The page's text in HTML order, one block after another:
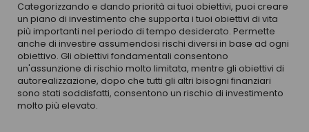
Categorizzando e dando priorità ai tuoi obiettivi, puoi creare
un piano di investimento che supporta i tuoi obiettivi di vita
più importanti nel periodo di tempo desiderato. Permette
anche di investire assumendosi rischi diversi in base ad ogni
obiettivo. Gli obiettivi fondamentali consentono
un'assunzione di rischio molto limitata, mentre gli obiettivi di
autorealizzazione, dopo che tutti gli altri bisogni finanziari
sono stati soddisfatti, consentono un rischio di investimento
molto più elevato.